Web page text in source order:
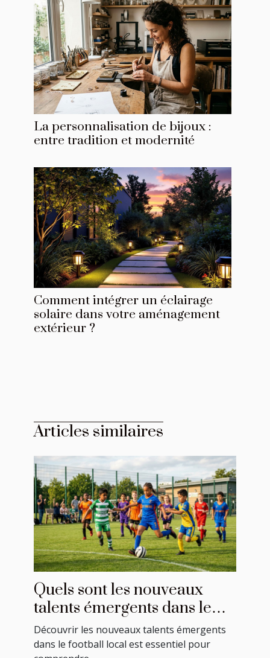
La personnalisation de bijoux :
entre tradition et modernité
Comment intégrer un éclairage
solaire dans votre aménagement
extérieur ?
Articles similaires
Quels sont les nouveaux
talents émergents dans le
football local ?
Découvrir les nouveaux talents émergents
dans le football local est essentiel pour